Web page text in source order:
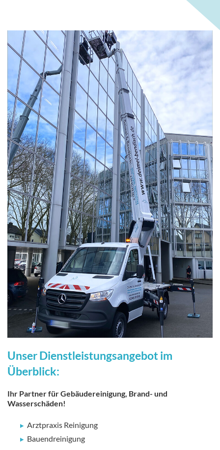
Unser Dienstleistungsangebot im
Überblick:
Ihr Partner für Gebäudereinigung, Brand- und
Wasserschäden!
Arztpraxis Reinigung
Bauendreinigung